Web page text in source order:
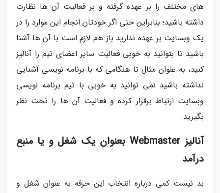
های مختلف را بر عهده گرفته و بر فعالیت آن ها نظارت
داشته باشید؛ بنابراین حتی اگر خودتان انجام این موارد را در
یک وبسایت بر عهده ندارید باز هم لازم است با آن ها آشنا
باشید تا بتوانید به خوبی فعالیت سایر اعضای تیم را آنالیز
کنید، به عنوان مثال تا هنگامی که با برنامه نویسی آشنایی
نداشته باشید نمی توانید به خوبی با تیم برنامه نویسی
وبسایت ارتباط برقرار کرده و فعالیت آن ها را تحت نظر
بگیرید.
آنالیز Webmaster بعنوان یک شغل و یا منبع
درآمد
بد نیست کمی درباره انتخاب این حرفه به عنوان شغل و